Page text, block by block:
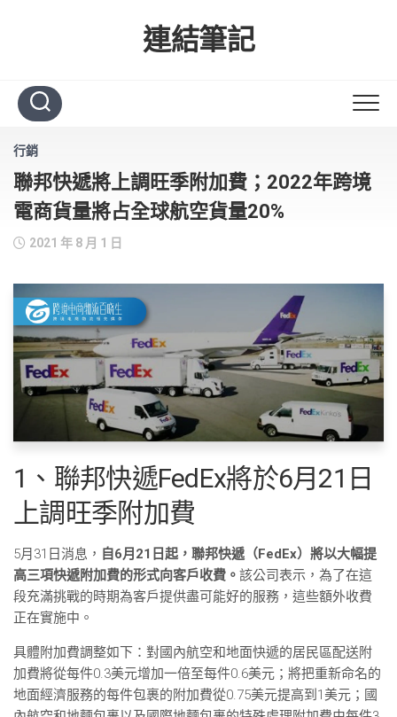
連結筆記
行銷
聯邦快遞將上調旺季附加費；2022年跨境
電商貨量將占全球航空貨量20%
2021 年 8 月 1 日
1、聯邦快遞FedEx將於6月21日
上調旺季附加費
5月31日消息， 自6月21日起，聯邦快遞（FedEx）將以大幅提
高三項快遞附加費的形式向客戶收費。 該公司表示，為了在這
段充滿挑戰的時期為客戶提供盡可能好的服務，這些額外收費
正在實施中。
具體附加費調整如下：對國內航空和地面快遞的居民區配送附
加費將從每件0.3美元增加一倍至每件0.6美元；將把重新命名的
地面經濟服務的每件包裹的附加費從0.75美元提高到1美元；國